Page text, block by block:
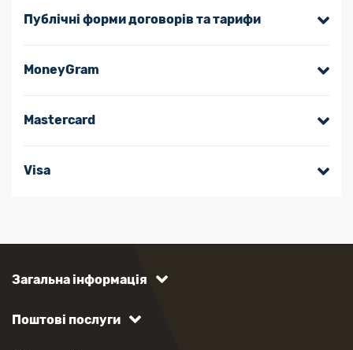
Публічні форми договорів та тарифи
MoneyGram
Masterсard
Visa
Загальна інформація
Поштові послуги